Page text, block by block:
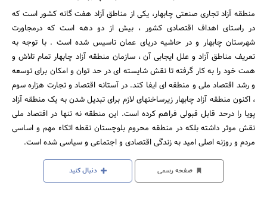
منطقه آزاد تجاری صنعتی چابهار، یکی از مناطق آزاد هفت گانه کشور است که
در راستای اهداف اقتصادی کشور ، بیش از دو دهه است که درمجاورت
شهرستان چابهار و در حاشیه دریای عمان تاسیس شده است . با توجه به
تعریف مناطق آزاد و علل ایجابی آن ، سازمان منطقه آزاد چابهار تمام تلاش و
همت خود را به کار گرفته تا نقش شایسته ای در حد توان و امکان برای توسعه
و رشد اقتصاد ملی و منطقه ای ایفا کند. در آستانه اقتصاد و تجارت هزاره سوم
، اکنون منطقه آزاد چابهار زیرساختهای لازم برای تبدیل شدن به یک منطقه آزاد
پویا را درحد قابل قبولی فراهم کرده است. این منطقه نه تنها در اقتصاد ملی
نقش موثر داشته بلکه در منطقه محروم بلوچستان نقطه اتکاء مهم و اساسی
مردم و روزنه اصلی امید به زندگی اقتصادی و اجتماعی و سیاسی شده است.
صفحه رسمی دنبال کنید